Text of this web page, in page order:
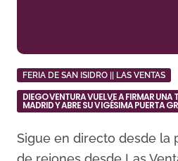
FERIA DE SAN ISIDRO || LAS VENTAS
DIEGO VENTURA VUELVE A FIRMAR UNA
MADRID Y ABRE SU VIGÉSIMA PUERTA
Sigue en directo desde la plaza la última cita